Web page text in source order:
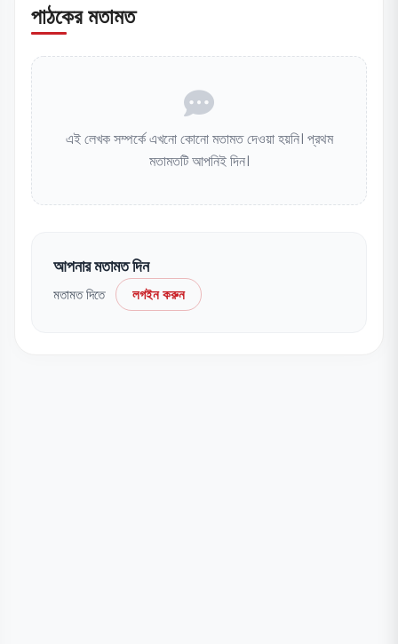
পাঠকের মতামত
এই লেখক সম্পর্কে এখনো কোনো মতামত দেওয়া হয়নি। প্রথম
মতামতটি আপনিই দিন।
আপনার মতামত দিন
মতামত দিতে লগইন করুন